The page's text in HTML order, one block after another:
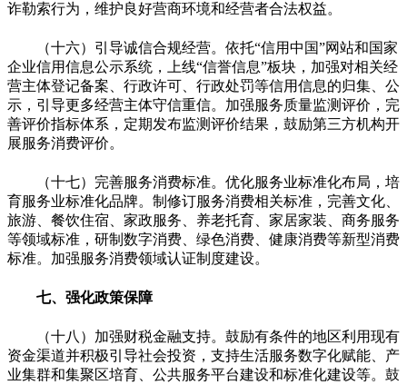
诈勒索行为，维护良好营商环境和经营者合法权益。
（十六）引导诚信合规经营。依托“信用中国”网站和国家
企业信用信息公示系统，上线“信誉信息”板块，加强对相关经
营主体登记备案、行政许可、行政处罚等信用信息的归集、公
示，引导更多经营主体守信重信。加强服务质量监测评价，完
善评价指标体系，定期发布监测评价结果，鼓励第三方机构开
展服务消费评价。
（十七）完善服务消费标准。优化服务业标准化布局，培
育服务业标准化品牌。制修订服务消费相关标准，完善文化、
旅游、餐饮住宿、家政服务、养老托育、家居家装、商务服务
等领域标准，研制数字消费、绿色消费、健康消费等新型消费
标准。加强服务消费领域认证制度建设。
七、强化政策保障
（十八）加强财税金融支持。鼓励有条件的地区利用现有
资金渠道并积极引导社会投资，支持生活服务数字化赋能、产
业集群和集聚区培育、公共服务平台建设和标准化建设等。鼓